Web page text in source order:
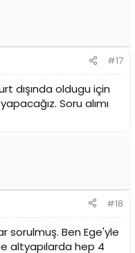
#17
dışında oldugu için
Soru alımı
#18
sorulmuş. Ben Ege'yle
altyapılarda hep 4